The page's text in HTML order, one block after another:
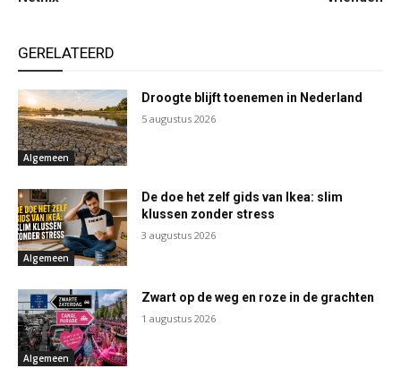
GERELATEERD
Algemeen
Droogte blijft toenemen in Nederland
5 augustus 2026
Algemeen
De doe het zelf gids van Ikea: slim
klussen zonder stress
3 augustus 2026
Algemeen
Zwart op de weg en roze in de grachten
1 augustus 2026